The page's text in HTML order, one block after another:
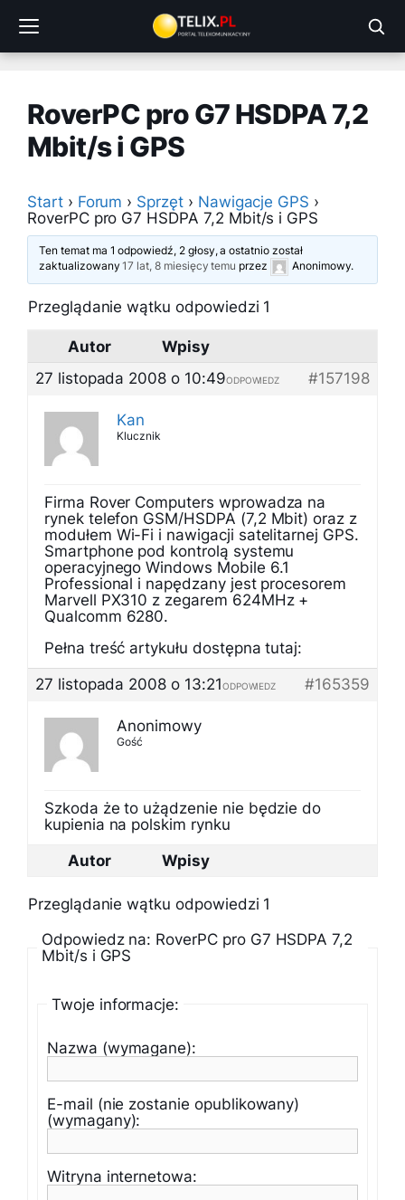
treści
RoverPC pro G7 HSDPA 7,2
Mbit/s i GPS
Start › Forum › Sprzęt › Nawigacje GPS ›
RoverPC pro G7 HSDPA 7,2 Mbit/s i GPS
Ten temat ma 1 odpowiedź, 2 głosy, a ostatnio został
zaktualizowany17 lat, 8 miesięcy temu przez Anonimowy.
Przeglądanie wątku odpowiedzi 1
Autor
Wpisy
27 listopada 2008 o 10:49
#157198
ODPOWIEDZ
Kan
Klucznik
Firma Rover Computers wprowadza na
rynek telefon GSM/HSDPA (7,2 Mbit) oraz z
modułem Wi-Fi i nawigacji satelitarnej GPS.
Smartphone pod kontrolą systemu
operacyjnego Windows Mobile 6.1
Professional i napędzany jest procesorem
Marvell PX310 z zegarem 624MHz +
Qualcomm 6280.
Pełna treść artykułu dostępna tutaj:
27 listopada 2008 o 13:21
#165359
ODPOWIEDZ
Anonimowy
Gość
Szkoda że to użądzenie nie będzie do
kupienia na polskim rynku
Autor
Wpisy
Przeglądanie wątku odpowiedzi 1
Odpowiedz na: RoverPC pro G7 HSDPA 7,2
Mbit/s i GPS
Twoje informacje:
Nazwa (wymagane):
E-mail (nie zostanie opublikowany)
(wymagany):
Witryna internetowa: